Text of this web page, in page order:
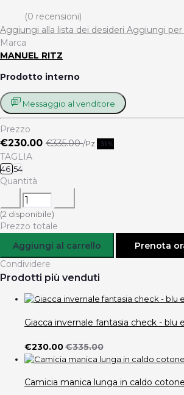
(0 recensioni)
Aggiungi alla lista dei desideri Aggiungi
Marca
MANUEL RITZ
Prodotto interno
Messaggio al venditore
Prezzo
€230.00 €335.00/Pz -31%
TAGLIA
4654
Quantità
(2 disponibile)
Prezzo totale
Aggiungi al carrello
Prenota
Condividere
Prodotti più venduti
Giacca invernale fantasia check - blu
€230.00€335.00
Camicia manica lunga in caldo